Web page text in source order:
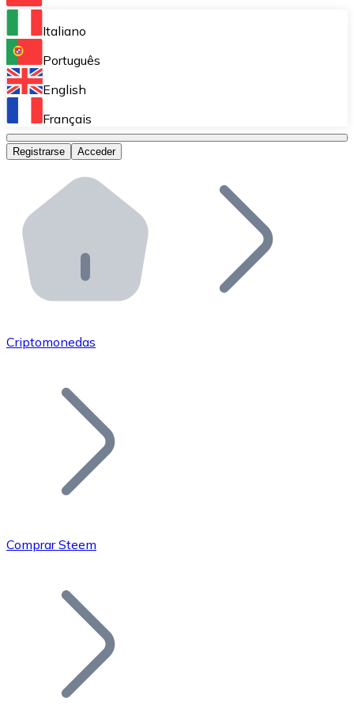
Bitnovo Ramp
Integra nuestra solución en tu plataforma.
Bitnovo Giftcards
Bitnovo OTC
Bitnovo ATM
Integra un ATM Bitnovo en tu negocio y permite que
Bitnovo API
Integra nuestra API en tu ecosistema.
Únete a nuestra red de distribuidores.
Añade tu proyecto a nuestro ecosistema.
Bitcoin
Italiano
Português
English
Français
Registrarse Acceder
Criptomonedas
Comprar Steem